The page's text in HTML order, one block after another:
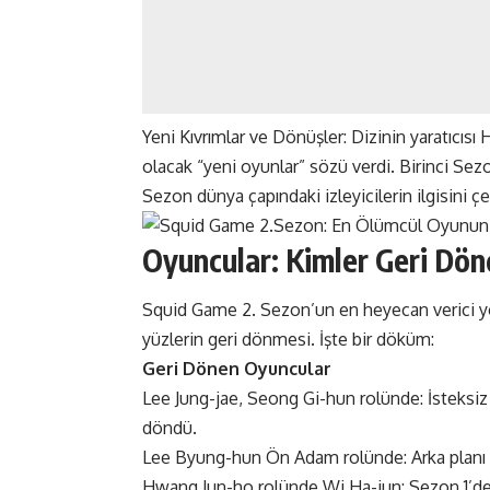
Yeni Kıvrımlar ve Dönüşler: Dizinin
olacak “yeni oyunlar” sözü verdi. Birinci
Sezon dünya çapındaki izleyicilerin ilgisini
Oyuncular: Kimler Geri
Squid Game 2. Sezon’un en heyecan verici
yüzlerin geri dönmesi. İşte bir döküm:
Geri Dönen Oyuncular
Lee Jung-jae, Seong Gi-hun rolünde:
döndü.
Lee Byung-hun Ön Adam rolünde: Arka